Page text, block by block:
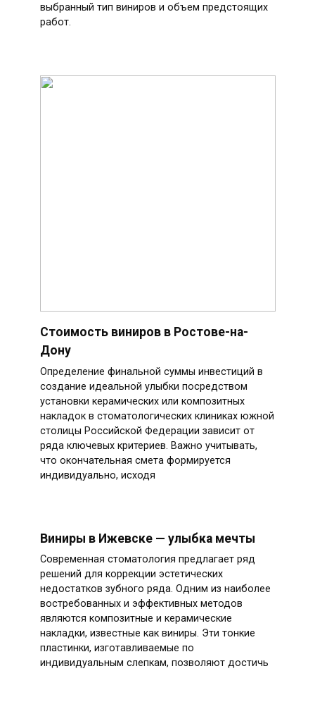
выбранный тип виниров и объем предстоящих
работ.
Стоимость виниров в Ростове-на-
Дону
Определение финальной суммы инвестиций в
создание идеальной улыбки посредством
установки керамических или композитных
накладок в стоматологических клиниках южной
столицы Российской Федерации зависит от
ряда ключевых критериев. Важно учитывать,
что окончательная смета формируется
индивидуально, исходя
Виниры в Ижевске — улыбка мечты
Современная стоматология предлагает ряд
решений для коррекции эстетических
недостатков зубного ряда. Одним из наиболее
востребованных и эффективных методов
являются композитные и керамические
накладки, известные как виниры. Эти тонкие
пластинки, изготавливаемые по
индивидуальным слепкам, позволяют достичь